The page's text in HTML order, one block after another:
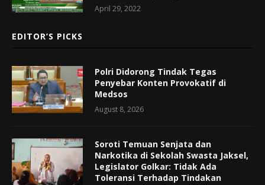
April 29, 2022
EDITOR’S PICKS
Polri Didorong Tindak Tegas
Penyebar Konten Provokatif di
Medsos
August 8, 2026
Soroti Temuan Senjata dan
Narkotika di Sekolah Swasta Jaksel,
Legislator Golkar: Tidak Ada
Toleransi Terhadap Tindakan